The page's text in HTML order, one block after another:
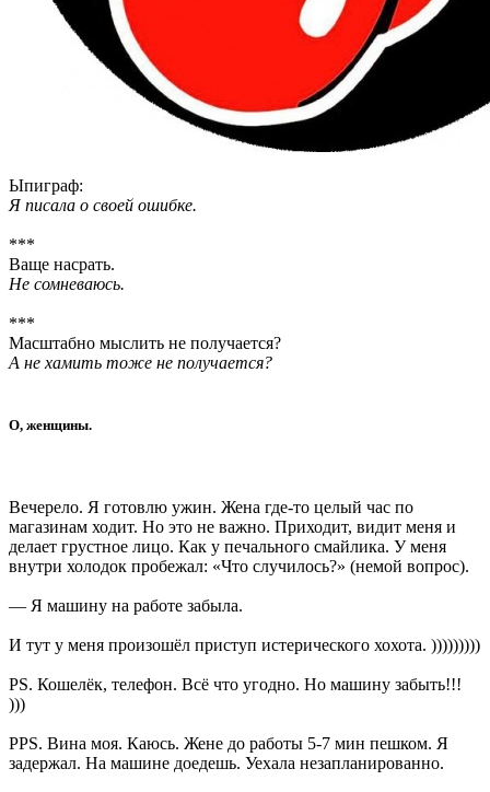
Ыпиграф:
Я писала о своей ошибке.
***
Ваще насрать.
Не сомневаюсь.
***
Масштабно мыслить не получается?
А не хамить тоже не получается?
О, женщины.
Вечерело. Я готовлю ужин. Жена где-то целый час по
магазинам ходит. Но это не важно. Приходит, видит меня и
делает грустное лицо. Как у печального смайлика. У меня
внутри холодок пробежал: «Что случилось?» (немой вопрос).
— Я машину на работе забыла.
И тут у меня произошёл приступ истерического хохота. )))))))))
PS. Кошелёк, телефон. Всё что угодно. Но машину забыть!!!
)))
PPS. Вина моя. Каюсь. Жене до работы 5-7 мин пешком. Я
задержал. На машине доедешь. Уехала незапланированно.